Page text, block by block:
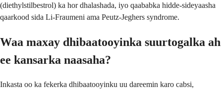
(diethylstilbestrol) ka hor dhalashada, iyo qaababka hidde-sideyaasha
qaarkood sida Li-Fraumeni ama Peutz-Jeghers syndrome.
Waa maxay dhibaatooyinka suurtogalka ah
ee kansarka naasaha?
Inkasta oo ka fekerka dhibaatooyinku uu dareemin karo cabsi,